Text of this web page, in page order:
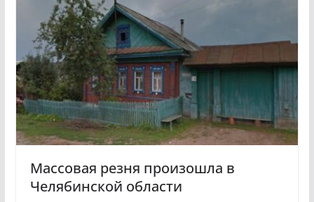
Массовая резня произошла в
Челябинской области